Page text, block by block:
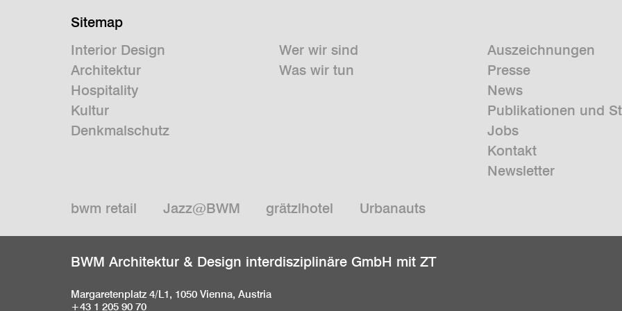
Sitemap
Interior Design
Architektur
Hospitality
Kultur
Denkmalschutz
Wer wir sind
Was wir tun
Auszeichnungen
Presse
News
Publikationen und
Jobs
Kontakt
Newsletter
bwm retail Jazz@BWM grätzlhotel Urbanauts
BWM Architektur & Design interdisziplinäre GmbH mit ZT
Margaretenplatz 4/L1, 1050 Vienna, Austria
+43 1 205 90 70